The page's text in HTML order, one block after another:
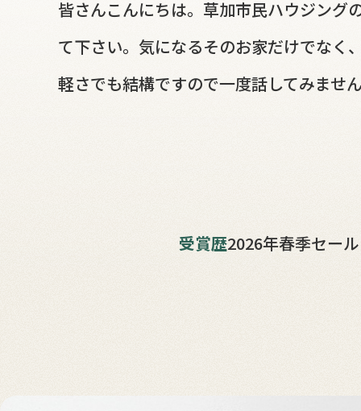
皆さんこんにちは。草加市民ハウジング
て下さい。気になるそのお家だけでなく
軽さでも結構ですので一度話してみませ
受賞歴2026年春季セー